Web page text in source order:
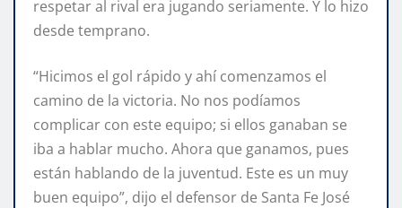
respetar al rival era jugando seriamente. Y lo hizo
desde temprano.
“Hicimos el gol rápido y ahí comenzamos el
camino de la victoria. No nos podíamos
complicar con este equipo; si ellos ganaban se
iba a hablar mucho. Ahora que ganamos, pues
están hablando de la juventud. Este es un muy
buen equipo”, dijo el defensor de Santa Fe José